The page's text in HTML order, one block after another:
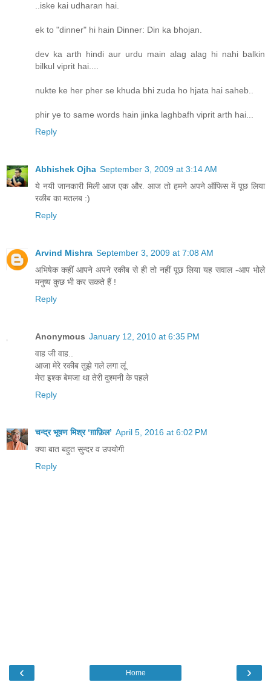
..iske kai udharan hai.
ek to "dinner" hi hain Dinner: Din ka bhojan.
dev ka arth hindi aur urdu main alag alag hi nahi balkin
bilkul viprit hai....
nukte ke her pher se khuda bhi zuda ho hjata hai saheb..
phir ye to same words hain jinka laghbafh viprit arth hai...
Reply
Abhishek Ojha September 3, 2009 at 3:14 AM
ये नयी जानकारी मिली आज एक और. आज तो हमने अपने ऑफिस में पूछ लिया
रकीब का मतलब :)
Reply
Arvind Mishra September 3, 2009 at 7:08 AM
अभिषेक कहीं आपने अपने रकीब से ही तो नहीं पूछ लिया यह सवाल -आप भोले
मनुष्य कुछ भी कर सकते हैं !
Reply
Anonymous January 12, 2010 at 6:35 PM
वाह जी वाह..
आजा मेरे रकीब तुझे गले लगा लूं
मेरा इश्क बेमजा था तेरी दुश्मनी के पहले
Reply
चन्द्र भूषण मिश्र ‘ग़ाफ़िल’ April 5, 2016 at 6:02 PM
क्या बात बहुत सुन्दर व उपयोगी
Reply
‹ ›
Home